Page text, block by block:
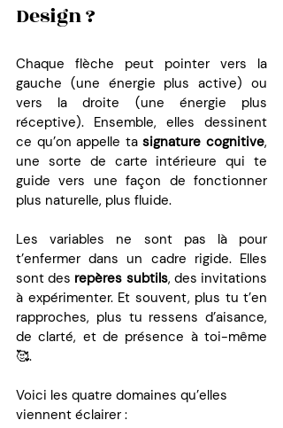
Design ?
Chaque flèche peut pointer vers la
gauche (une énergie plus active) ou
vers la droite (une énergie plus
réceptive). Ensemble, elles dessinent
ce qu’on appelle ta signature cognitive,
une sorte de carte intérieure qui te
guide vers une façon de fonctionner
plus naturelle, plus fluide.
Les variables ne sont pas là pour
t’enfermer dans un cadre rigide. Elles
sont des repères subtils, des invitations
à expérimenter. Et souvent, plus tu t’en
rapproches, plus tu ressens d’aisance,
de clarté, et de présence à toi-même
🥰.
Voici les quatre domaines qu’elles
viennent éclairer :